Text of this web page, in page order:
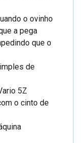
o ovinho
a pega
que o
de
5Z
o cinto de